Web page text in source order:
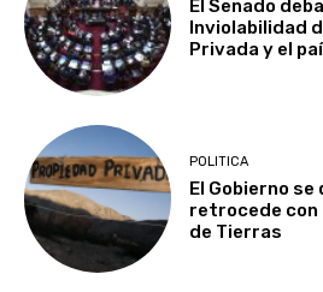
El Senado
Inviolabilidad
Privada y el
POLITICA
El Gobierno
retrocede con
de Tierras